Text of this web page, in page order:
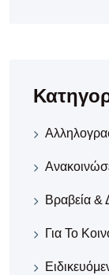
Βραβεία &
Για Το